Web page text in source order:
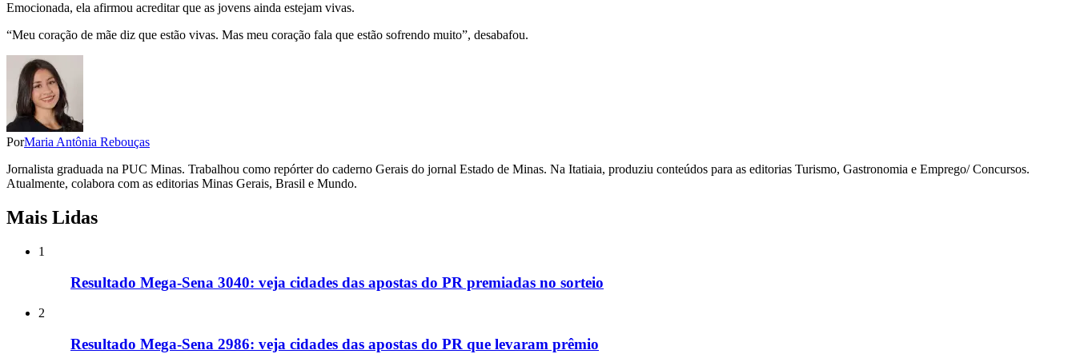
Emocionada, ela afirmou acreditar que as jovens ainda estejam vivas.
“Meu coração de mãe diz que estão vivas. Mas meu coração fala que estão sofrendo muito”, desabafou.
PorMaria Antônia Rebouças
Jornalista graduada na PUC Minas. Trabalhou como repórter do caderno Gerais do jornal Estado de Minas. Na Itatiaia, produziu conteúdos para as editorias Turismo, Gastronomia e Emprego/ Concursos.
Atualmente, colabora com as editorias Minas Gerais, Brasil e Mundo.
Mais Lidas
1
Resultado Mega-Sena 3040: veja cidades das apostas do PR premiadas no sorteio
2
Resultado Mega-Sena 2986: veja cidades das apostas do PR que levaram prêmio